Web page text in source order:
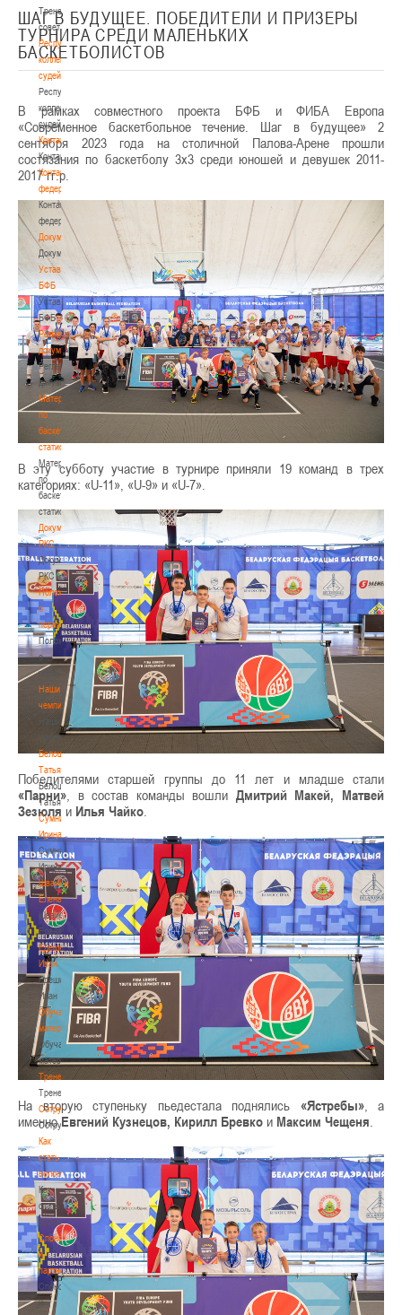
Тренерский
совет
Республиканская
коллегия
судей
Республиканская
коллегия
судей
Контакты
Контакты
Контакты
федерации
Контакты
федерации
Документы
Документы
Устав
БФБ
Устав
БФБ
Регламентирующие
документы
Регламентирующие
документы
Материалы
по
баскетбольной
статистике
Материалы
по
баскетбольной
статистике
Документы
РКС
Документы
РКС
Положение
о
переходах
Положение
о
переходах
Наши
чемпионы
Наши
чемпионы
Белошапко
Татьяна
Белошапко
Татьяна
Сумникова
Ирина
Сумникова
Ирина
Швайбович
Елена
Швайбович
Елена
Едешко
Иван
Едешко
Иван
Обучающие
материалы
Обучающие
материалы
Тренерам
Тренерам
Сотрудничество
Сотрудничество
Как
стать
волонтером
Как
стать
волонтером
Спонсоры
и
партнеры
Спонсоры
и
ШАГ В БУДУЩЕЕ. ПОБЕДИТЕЛИ И ПРИЗЕРЫ
ТУРНИРА СРЕДИ МАЛЕНЬКИХ
БАСКЕТБОЛИСТОВ
В рамках совместного проекта БФБ и ФИБА Европа
«Современное баскетбольное течение. Шаг в будущее» 2
сентября 2023 года на столичной Палова-Арене прошли
состязания по баскетболу 3х3 среди юношей и девушек 2011-
2017 гг.р.
В эту субботу участие в турнире приняли 19 команд в трех
категориях: «U-11», «U-9» и «U-7».
Победителями старшей группы до 11 лет и младше стали
«Парни» , в состав команды вошли Дмитрий Макей, Матвей
Зезюля и Илья Чайко
На вторую ступеньку пьедестала поднялись «Ястребы», а
именноЕвгений Кузнецов, Кирилл Бревко и Максим Чещеня